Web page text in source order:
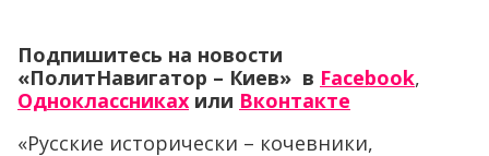
Подпишитесь на новости
«ПолитНавигатор – Киев» в Facebook,
Одноклассниках или Вконтакте
«Русские исторически – кочевники,